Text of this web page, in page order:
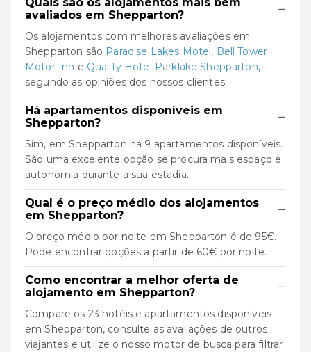
avaliados em Shepparton?
−
Os alojamentos com melhores avaliações em
Shepparton são Paradise Lakes Motel, Bell Tower
Motor Inn e Quality Hotel Parklake Shepparton,
segundo as opiniões dos nossos clientes.
Há apartamentos disponíveis em
Shepparton?
−
Sim, em Shepparton há 9 apartamentos disponíveis.
São uma excelente opção se procura mais espaço e
autonomia durante a sua estadia.
Qual é o preço médio dos alojamentos
em Shepparton?
−
O preço médio por noite em Shepparton é de 95€.
Pode encontrar opções a partir de 60€ por noite.
Como encontrar a melhor oferta de
alojamento em Shepparton?
−
Compare os 23 hotéis e apartamentos disponíveis
em Shepparton, consulte as avaliações de outros
viajantes e utilize o nosso motor de busca para filtrar